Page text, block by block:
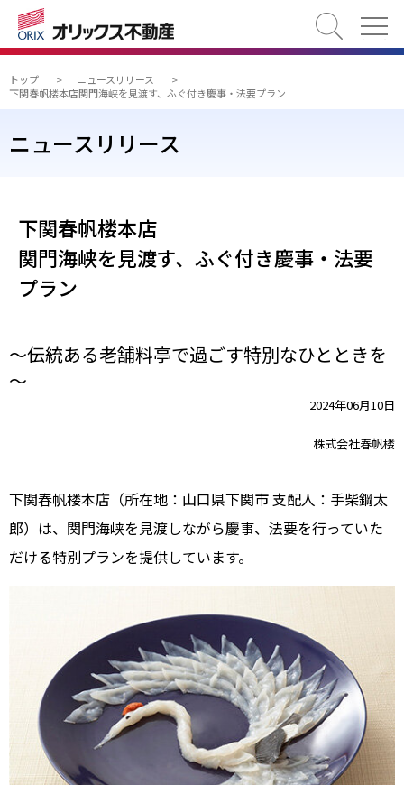
検索
トップ > ニュースリリース
>
下関春帆楼本店関門海峡を見渡す、ふぐ付き慶事・法要プラン
ニュースリリース
下関春帆楼本店
関門海峡を見渡す、ふぐ付き慶事・法要
プラン
～伝統ある老舗料亭で過ごす特別なひとときを
～
2024年06月10日
株式会社春帆楼
下関春帆楼本店（所在地：山口県下関市 支配人：手柴鋼太
郎）は、関門海峡を見渡しながら慶事、法要を行っていた
だける特別プランを提供しています。